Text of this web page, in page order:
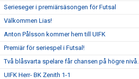
Serieseger i premiärsäsongen för Futsal
Välkommen Lias!
Anton Pålsson kommer hem till UIFK
Premiär för seriespel i Futsal!
Två blåsvarta spelare får chansen på högre nivå.
UIFK Herr- BK Zenith 1-1